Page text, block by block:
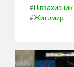
#Півзахисник
#Житомир